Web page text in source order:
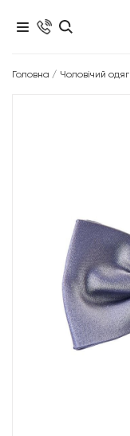
Головна / Чоловічий одяг